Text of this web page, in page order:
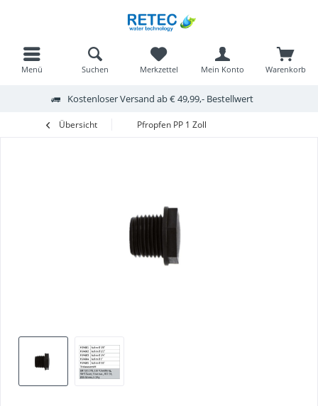
Kostenloser Versand ab € 49,99,- Bestellwert
Menü Warenkorb
Merkzettel Mein Konto
Suchen
Übersicht Pfropfen PP 1 Zoll